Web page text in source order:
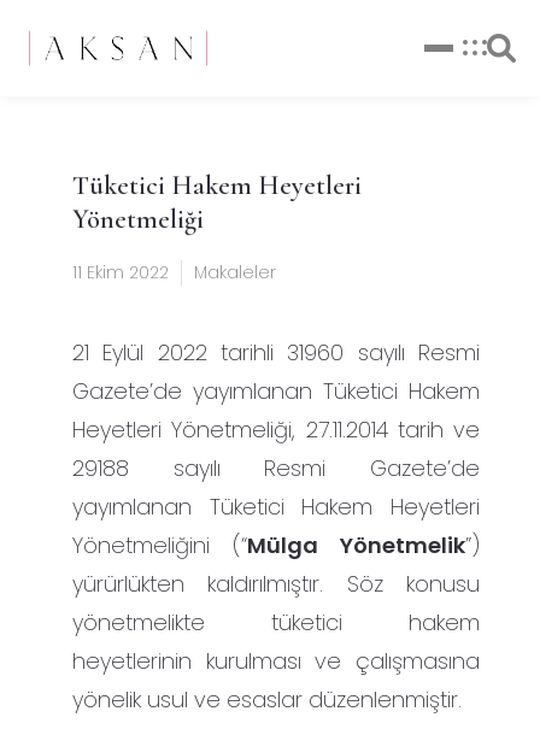
Tüketici Hakem Heyetleri
Yönetmeliği
11 Ekim 2022 Makaleler
21 Eylül 2022 tarihli 31960 sayılı Resmi
Gazete’de yayımlanan Tüketici Hakem
Heyetleri Yönetmeliği, 27.11.2014 tarih ve
29188 sayılı Resmi Gazete’de
yayımlanan Tüketici Hakem Heyetleri
Yönetmeliğini (“Mülga Yönetmelik”)
yürürlükten kaldırılmıştır. Söz konusu
yönetmelikte tüketici hakem
heyetlerinin kurulması ve çalışmasına
yönelik usul ve esaslar düzenlenmiştir.